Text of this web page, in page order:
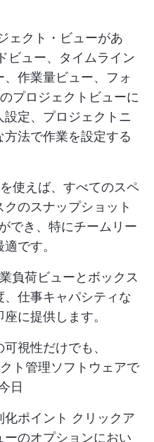
ェクト・ビューがあ
ビュー、タイムライン
作業量ビュー、フォ
プロジェクトビューに
定、プロジェクトニ
法で作業を設定する
使えば、すべてのスペ
のスナップショット
でき、特にチームリー
です。
負荷ビューとボックス
、仕事キャパシティな
に提供します。
視性だけでも、
ト管理ソフトウェアで
日
ポイント クリックア
ーのオプションにおい